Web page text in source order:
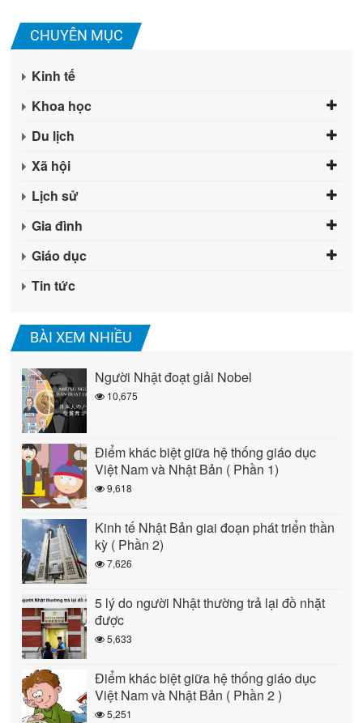
CHUYÊN MỤC
Kinh tế
Khoa học
Du lịch
Xã hội
Lịch sử
Gia đình
Giáo dục
Tin tức
BÀI XEM NHIỀU
Người Nhật đoạt giải Nobel
10,675
Điểm khác biệt giữa hệ thống giáo dục
Việt Nam và Nhật Bản ( Phần 1)
9,618
Kinh tế Nhật Bản giai đoạn phát triển thần
kỳ ( Phần 2)
7,626
5 lý do người Nhật thường trả lại đồ nhặt
được
5,633
Điểm khác biệt giữa hệ thống giáo dục
Việt Nam và Nhật Bản ( Phần 2 )
5,251